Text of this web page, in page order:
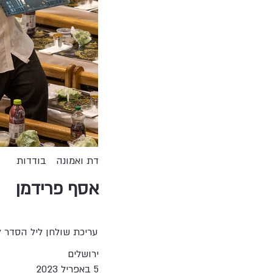
בודדות דת ואמונה
אסף פרידמן
עריכת שולחן ליל הסדר ל־1,500 חסידי
ירושלים
5 באפריל 2023